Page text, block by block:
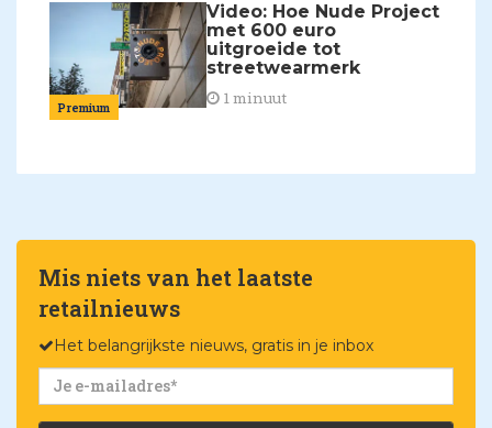
Premium
Video: Hoe Nude Project
met 600 euro
uitgroeide tot
streetwearmerk
1 minuut
Mis niets van het laatste
retailnieuws
Het belangrijkste nieuws, gratis in je inbox